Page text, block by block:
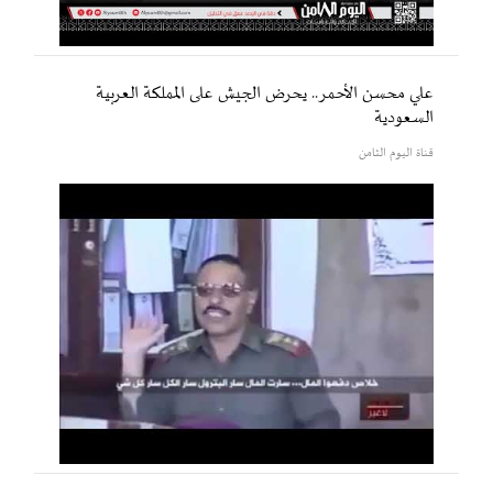
علي محسن الأحمر.. يحرض الجيش على المملكة العربية
السعودية
قناة اليوم الثامن